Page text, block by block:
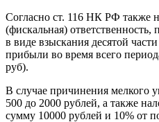
Согласно ст. 116 НК РФ также
(фискальная)
в виде взыскания десятой
прибыли во время всего
руб).
В случае причинения мелкого
500 до 2000 рублей, а также
сумму 10000 рублей и 10% от